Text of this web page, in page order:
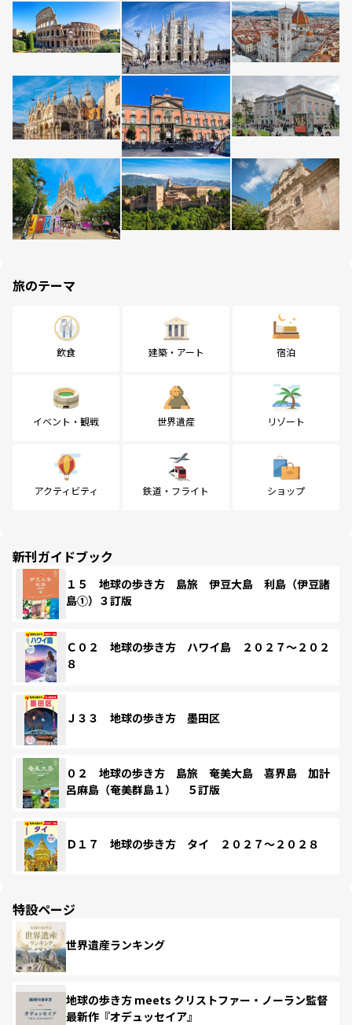
旅のテーマ
飲食 建築・アート 宿泊
イベント・観戦 世界遺産 リゾート
アクティビティ 鉄道・フライト ショップ
新刊ガイドブック
１５ 地球の歩き方 島旅 伊豆大島 利島（伊豆諸
島①）３訂版
Ｃ０２ 地球の歩き方 ハワイ島 ２０２７～２０２
８
Ｊ３３ 地球の歩き方 墨田区
０２ 地球の歩き方 島旅 奄美大島 喜界島 加計
呂麻島（奄美群島１） ５訂版
Ｄ１７ 地球の歩き方 タイ ２０２７～２０２８
特設ページ
世界遺産ランキング
地球の歩き方 meets クリストファー・ノーラン監督
最新作『オデュッセイア』